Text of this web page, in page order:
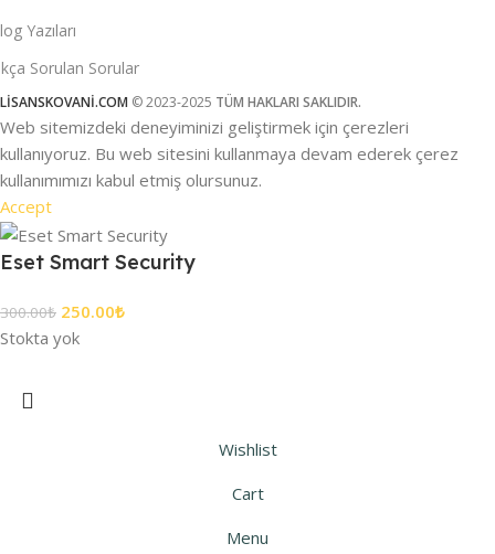
Yazıları
Sorulan Sorular
LİSANSKOVANİ.COM © 2023-2025 TÜM HAKLARI SAKLIDIR.
Web sitemizdeki deneyiminizi geliştirmek için çerezleri
kullanıyoruz. Bu web sitesini kullanmaya devam ederek çerez
kullanımımızı kabul etmiş olursunuz.
Accept
Eset Smart Security
300.00₺ 250.00₺
Stokta yok
Wishlist
Cart
Menu